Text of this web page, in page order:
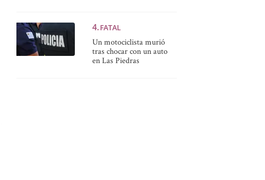
FATAL
Un motociclista murió
tras chocar con un auto
en Las Piedras